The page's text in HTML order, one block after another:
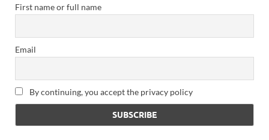
First name or full name
Email
By continuing, you accept the privacy policy